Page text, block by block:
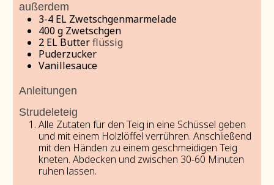
außerdem
3-4 EL Zwetschgenmarmelade
400g Zwetschgen
2 EL Butterflüssig
Puderzucker
Vanillesauce
Anleitungen
Strudeleteig
Alle Zutaten für den Teig in eine Schüssel geben
und mit einem Holzlöffel verrühren. Anschließend
mit den Händen zu einem geschmeidigen Teig
kneten. Abdecken und zwischen 30-60 Minuten
ruhen lassen.